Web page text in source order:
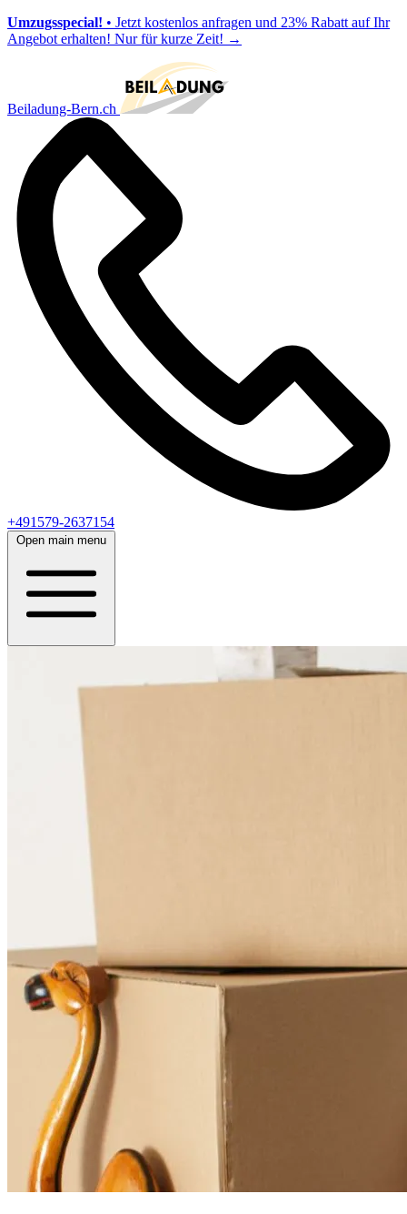
Umzugsspecial! • Jetzt kostenlos anfragen und 23% Rabatt auf Ihr
Angebot erhalten! Nur für kurze Zeit! →
Beiladung-Bern.ch
+491579-2637154
Open main menu